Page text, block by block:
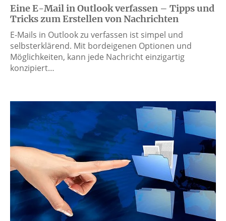
Eine E-Mail in Outlook verfassen – Tipps und
Tricks zum Erstellen von Nachrichten
E-Mails in Outlook zu verfassen ist simpel und
selbsterklärend. Mit bordeigenen Optionen und
Möglichkeiten, kann jede Nachricht einzigartig
konzipiert…